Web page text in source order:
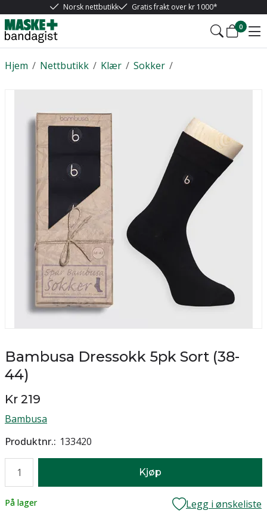
Norsk nettbutikk Gratis frakt over kr 1000*
0
/
Hjem /
Nettbutikk /
Klær /
Sokker
Bambusa Dressokk 5pk Sort (38-
44)
Kr 219
Bambusa
Produktnr. 133420
Kjøp
Lager
På lager Legg i ønskeliste